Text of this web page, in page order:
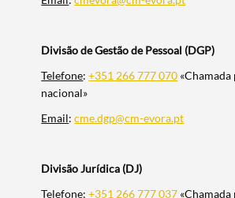
Divisão de Gestão de Pessoal (DGP)
Telefone:+351 266 777 070
nacional»
Email:cme.dgp@cm-evora.pt
Divisão Jurídica (DJ)
Telefone:+351 266 777 037